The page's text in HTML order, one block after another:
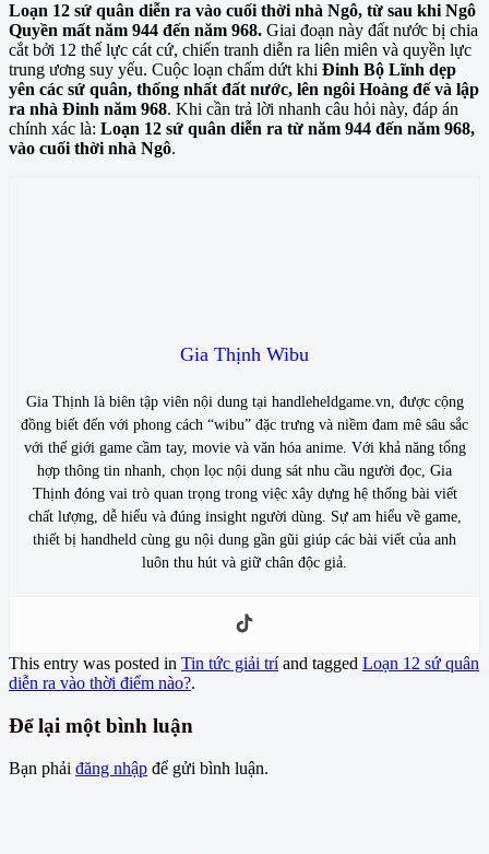
Loạn 12 sứ quân diễn ra vào cuối thời nhà Ngô, từ sau khi Ngô
Quyền mất năm 944 đến năm 968. Giai đoạn này đất nước bị chia
cắt bởi 12 thế lực cát cứ, chiến tranh diễn ra liên miên và quyền lực
trung ương suy yếu. Cuộc loạn chấm dứt khi Đinh Bộ Lĩnh dẹp
yên các sứ quân, thống nhất đất nước, lên ngôi Hoàng đế và lập
ra nhà Đinh năm 968. Khi cần trả lời nhanh câu hỏi này, đáp án
chính xác là: Loạn 12 sứ quân diễn ra từ năm 944 đến năm 968,
vào cuối thời nhà Ngô.
Gia Thịnh Wibu
Gia Thịnh là biên tập viên nội dung tại handleheldgame.vn, được cộng
đồng biết đến với phong cách “wibu” đặc trưng và niềm đam mê sâu sắc
với thế giới game cầm tay, movie và văn hóa anime. Với khả năng tổng
hợp thông tin nhanh, chọn lọc nội dung sát nhu cầu người đọc, Gia
Thịnh đóng vai trò quan trọng trong việc xây dựng hệ thống bài viết
chất lượng, dễ hiểu và đúng insight người dùng. Sự am hiểu về game,
thiết bị handheld cùng gu nội dung gần gũi giúp các bài viết của anh
luôn thu hút và giữ chân độc giả.
This entry was posted in Tin tức giải tríand tagged Loạn 12 sứ quân
diễn ra vào thời điểm nào?.
Để lại một bình luận
Bạn phải đăng nhập để gửi bình luận.